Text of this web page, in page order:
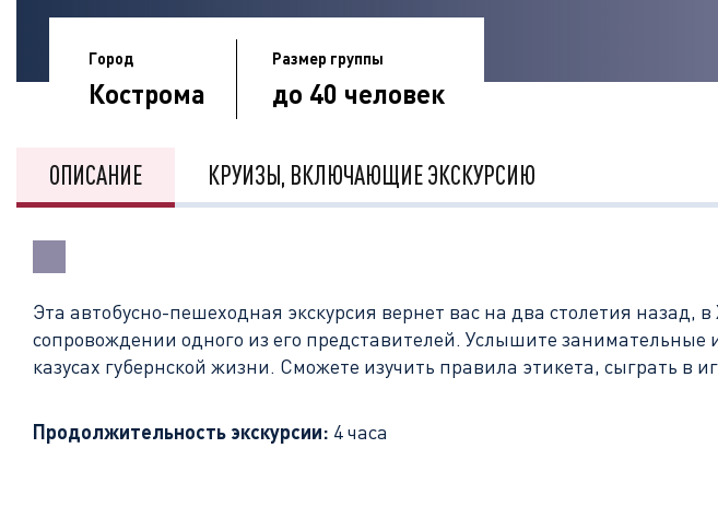
Город
Кострома
Размер группы
до 40 человек
ОПИСАНИЕ КРУИЗЫ, ВКЛЮЧАЮЩИЕ ЭКСКУРСИЮ
Эта автобусно-пешеходная экскурсия вернет вас на два столетия
сопровождении одного из его представителей. Услышите
казусах губернской жизни. Сможете изучить правила этикета, сыграть
Продолжительность экскурсии: 4 часа